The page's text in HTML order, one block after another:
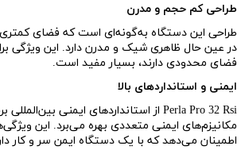
طراحی کم‌ حجم و مدرن
طراحی این دستگاه به‌گونه‌ای است که فضای
در عین حال ظاهری شیک و مدرن دارد. این ویژگی
فضای محدودی دارند، بسیار مفید است.
ایمنی و استانداردهای بالا
Perla Pro 32 Rsi از استانداردهای ایمنی بین‌المللی
مکانیزم‌های ایمنی متعددی بهره می‌برد. این
اطمینان می‌دهد که با یک دستگاه ایمن سر و کار